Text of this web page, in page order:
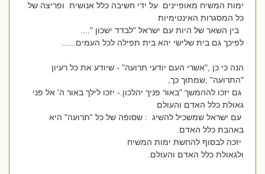
ימות המשיח מאופיינים על ידי חשיבה כלל אנושית ופריצה של
כל המסגרות האינטימיות
בין השאר של היות עם ישראל "לבדד ישכון "....
לפיכך גם בית שלישי יהא בית תפילה לכל העמים......
הנה כי כן ,"אשרי העם יודעי תרועה" - שיודע את כל רעיון
"התרועה" ,שמתוך כך,
גם יזכו לההמשך "באור פניך יהלכון.- יזכו לילך באור ה' אל פני
גאולת כלל האדם והעולם
עם ישראל שמשכיל להשיג : שסופה של כל "תרועה" היא
באהבת כלל האדם.
יזכה לבסוף להחשת ימות המשיח
ולגאולת כלל האדם והעולם.